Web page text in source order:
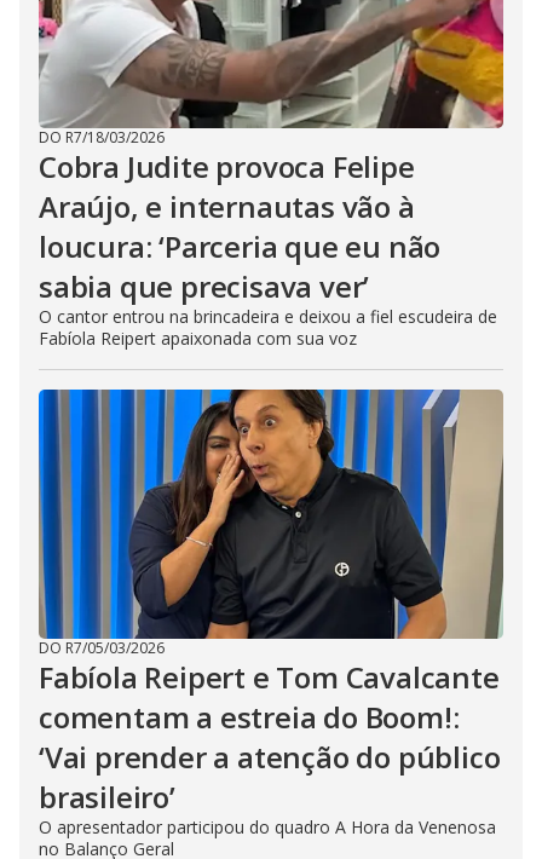
DO R7/18/03/2026
Cobra Judite provoca Felipe
Araújo, e internautas vão à
loucura: ‘Parceria que eu não
sabia que precisava ver’
O cantor entrou na brincadeira e deixou a fiel escudeira de
Fabíola Reipert apaixonada com sua voz
DO R7/05/03/2026
Fabíola Reipert e Tom Cavalcante
comentam a estreia do Boom!:
‘Vai prender a atenção do público
brasileiro’
O apresentador participou do quadro A Hora da Venenosa
no Balanço Geral